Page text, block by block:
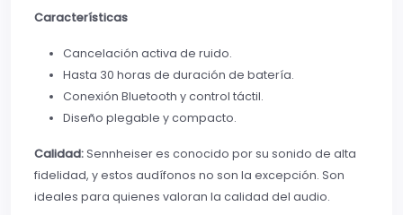
Características
Cancelación activa de ruido.
Hasta 30 horas de duración de batería.
Conexión Bluetooth y control táctil.
Diseño plegable y compacto.
Calidad:Sennheiser es conocido por su sonido de alta
fidelidad, y estos audífonos no son la excepción. Son
ideales para quienes valoran la calidad del audio.